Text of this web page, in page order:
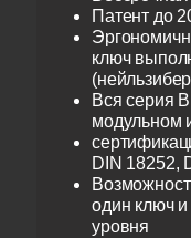
Патент до
ключ
Вся серия
модульном
DIN 18252,
один ключ и
уровня